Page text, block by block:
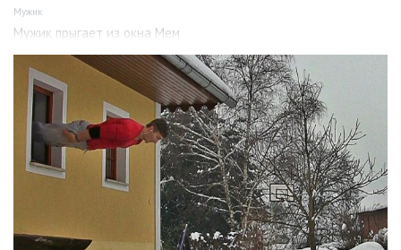
Мужик
Мужик прыгает из окна Мем